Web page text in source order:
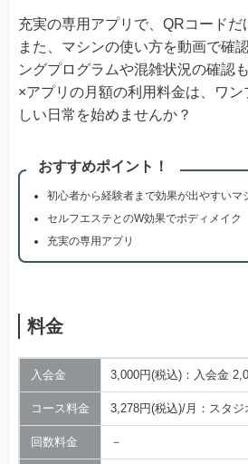
充実の専用アプリで、QRコードだ
また、マシンの使い方を動画で確
ングプログラムや混雑状況の確認
×アプリの月額の利用料金は、ワ
しい日常を始めませんか？
おすすめポイント！
初心者から経験者まで効果が出やすいマ
セルフエステとのW効果でボディメイク
充実の専用アプリ
料金
入会金 3,000円(税込)：入会金
コース料金 3,278円(税込)/月：スタ
回数料金 －